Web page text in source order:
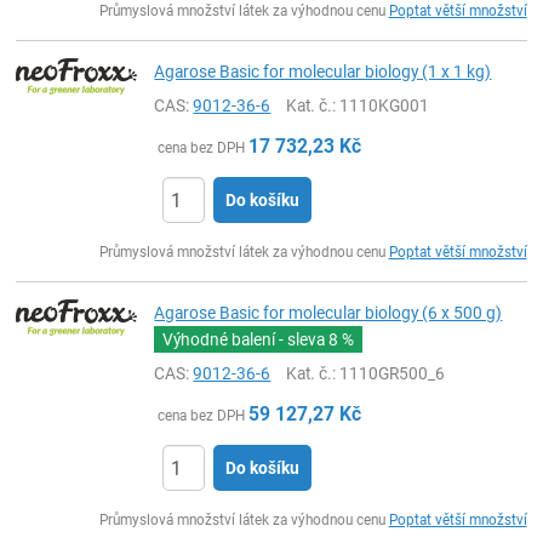
Průmyslová množství látek za výhodnou cenu Poptat větší množství
Agarose Basic for molecular biology (1 x 1 kg)
CAS:9012-36-6 Kat. č.: 1110KG001
cena bez DPH 17 732,23 Kč
Do košíku
Průmyslová množství látek za výhodnou cenu Poptat větší množství
Agarose Basic for molecular biology (6 x 500 g)
Výhodné balení - sleva8 %
CAS:9012-36-6 Kat. č.: 1110GR500_6
cena bez DPH 59 127,27 Kč
Do košíku
Průmyslová množství látek za výhodnou cenu Poptat větší množství